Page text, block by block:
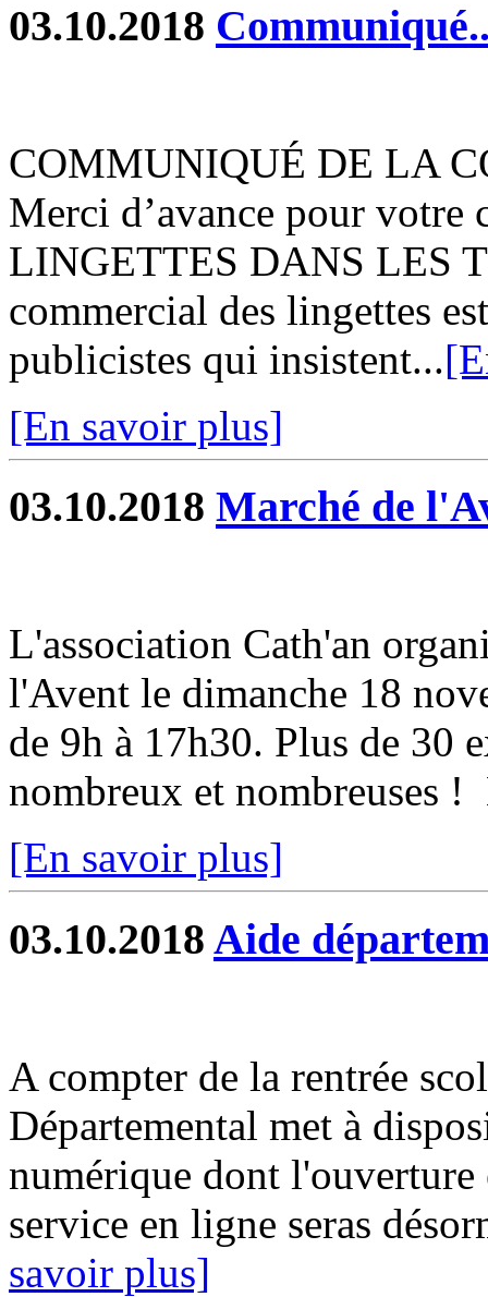
03.10.2018
COMMUNIQUÉ DE LA
Merci d’avance pour
LINGETTES DANS LES
commercial des lingettes
publicistes qui insistent...
[En savoir plus]
03.10.2018 Marché de
L'association Cath'an
l'Avent le dimanche 18
de 9h à 17h30. Plus de 30
nombreux et nombreuses
[En savoir plus]
03.10.2018 Aide
A compter de la rentrée
Départemental met à
numérique dont l'ouverture
service en ligne seras
savoir plus]